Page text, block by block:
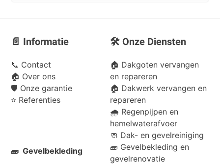
📄 Informatie
📞 Contact
🏠 Over ons
🛡️ Onze garantie
⭐ Referenties
🧱 Gevelbekleding
🛠️ Onze Diensten
🏠 Dakgoten vervangen
en repareren
🏠 Dakwerk vervangen en
repareren
🌧️ Regenpijpen en
hemelwaterafvoer
🧼 Dak- en gevelreiniging
🧱 Gevelbekleding en
gevelrenovatie